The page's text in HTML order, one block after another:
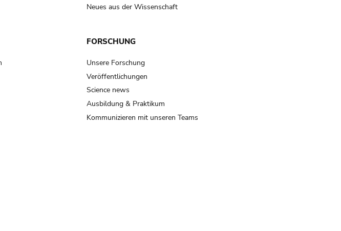
Neues aus der Wissenschaft
FORSCHUNG
Unsere Forschung
Veröffentlichungen
Science news
Ausbildung & Praktikum
Kommunizieren mit unseren Teams